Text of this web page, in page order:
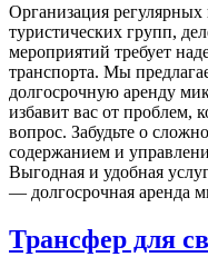
Организация регулярных
туристических групп,
мероприятий требует
транспорта. Мы
долгосрочную аренду
избавит вас от проблем,
вопрос. Забудьте о
содержанием и
Выгодная и удобная
— долгосрочная аренда
Трансфер для